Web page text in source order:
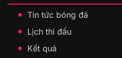
Tin tức bóng đá
Lịch thi đấu
Kết quả